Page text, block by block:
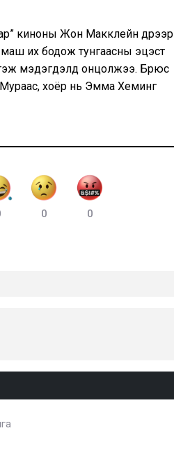
киноны Жон Макклейн дүрээр
их бодож тунгаасны эцэст
гэж мэдэгдэлд онцолжээ. Брюс
хоёр нь Эмма Хеминг
0 0